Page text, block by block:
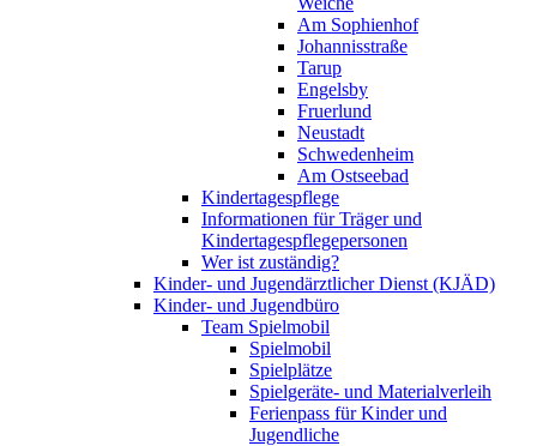
Am Sophienhof
Johannisstraße
Tarup
Engelsby
Fruerlund
Neustadt
Schwedenheim
Am Ostseebad
Kindertagespflege
Informationen für Träger und
Kindertagespflegepersonen
Wer ist zuständig?
Kinder- und Jugendärztlicher Dienst (KJÄD)
Kinder- und Jugendbüro
Team Spielmobil
Spielmobil
Spielplätze
Spielgeräte- und Materialverleih
Ferienpass für Kinder und
Jugendliche